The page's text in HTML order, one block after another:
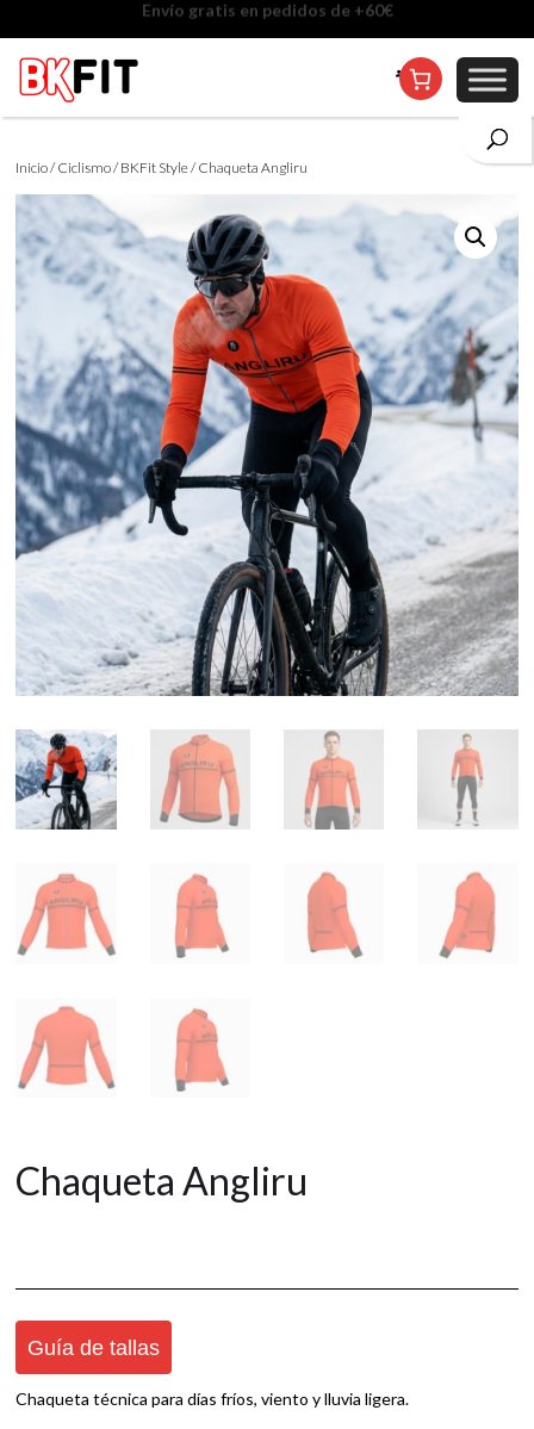
Cambio de talla incluido, excepto en personalizados
Inicio/ Ciclismo/ BKFit Style/ Chaqueta Angliru
Chaqueta Angliru
Chaqueta técnica para días fríos, viento y lluvia ligera.
Guía de tallas